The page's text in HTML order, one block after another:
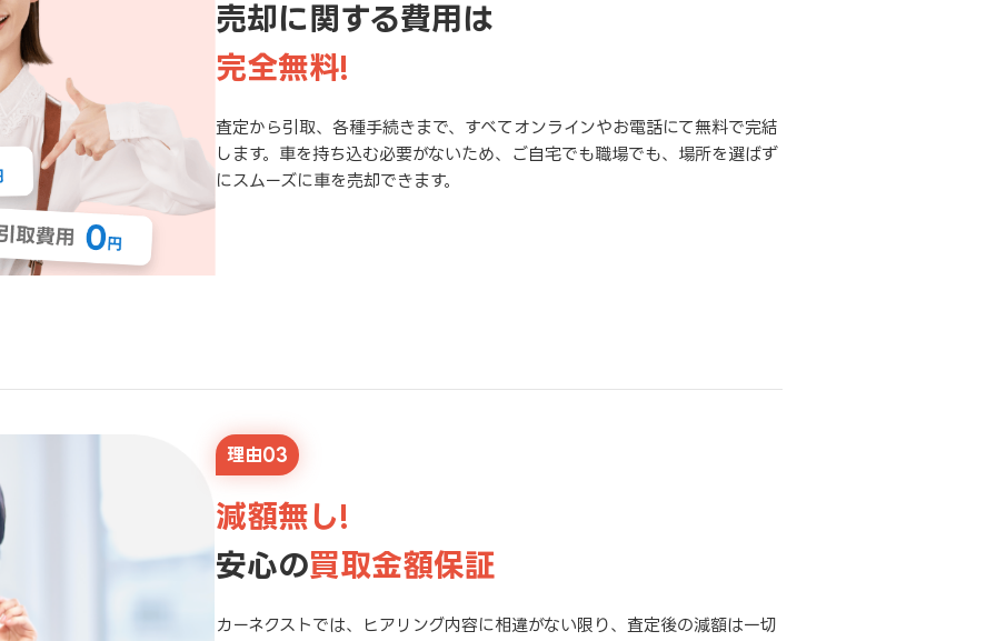
売却に関する費用は
完全無料!
査定から引取、各種手続きまで、すべてオンラインやお電話にて無料で完結
します。車を持ち込む必要がないため、ご自宅でも職場でも、場所を選ばず
にスムーズに車を売却できます。
理由03
減額無し!
安心の買取金額保証
カーネクストでは、ヒアリング内容に相違がない限り、査定後の減額は一切